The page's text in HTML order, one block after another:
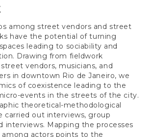
among street vendors and street
have the potential of turning
leading to sociability and
Drawing from fieldwork
vendors, musicians, and
in downtown Rio de Janeiro, we
of coexistence leading to the
events in the streets of the city.
theoretical-methodological
carried out interviews, group
interviews. Mapping the processes
actors points to the